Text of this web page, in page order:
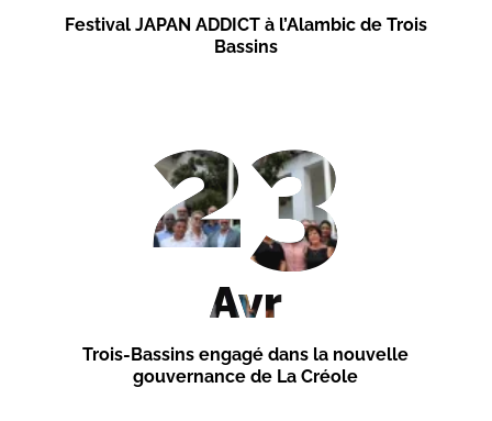
Festival JAPAN ADDICT à l’Alambic de Trois
Bassins
Trois-Bassins engagé dans la nouvelle
gouvernance de La Créole
23
Avr